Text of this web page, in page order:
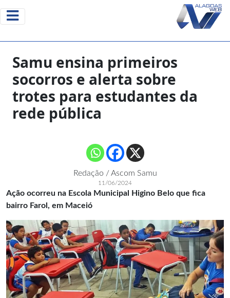
Samu ensina primeiros
socorros e alerta sobre
trotes para estudantes da
rede pública
Redação / Ascom Samu
11/06/2024
Ação ocorreu na Escola Municipal Higino Belo que fica
bairro Farol, em Maceió